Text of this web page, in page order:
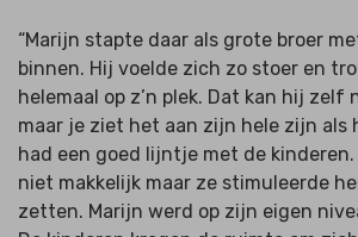
“Marijn stapte daar als grote broer
binnen. Hij voelde zich zo stoer en
helemaal op z’n plek. Dat kan hij zelf
maar je ziet het aan zijn hele zijn als
had een goed lijntje met de
niet makkelijk maar ze stimuleerde
zetten. Marijn werd op zijn eigen